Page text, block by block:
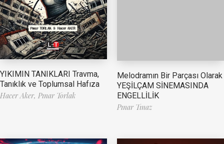
YIKIMIN TANIKLARI Travma,
Tanıklık ve Toplumsal Hafıza
Hacer Aker, Pınar Torlak
Melodramın Bir Parçası Olarak
YEŞİLÇAM SİNEMASINDA
ENGELLİLİK
Pınar Tınaz